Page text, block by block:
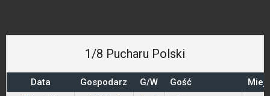
1/8 Pucharu Polski
Data Gospodarz G/W Gość